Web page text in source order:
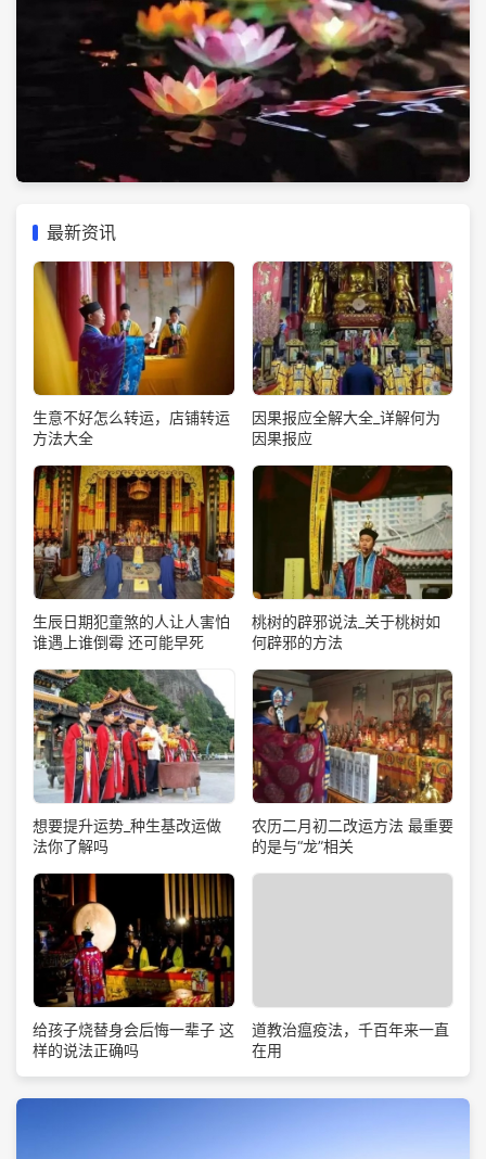
最新资讯
生意不好怎么转运，店铺转运
方法大全
因果报应全解大全_详解何为
因果报应
生辰日期犯童煞的人让人害怕
谁遇上谁倒霉 还可能早死
桃树的辟邪说法_关于桃树如
何辟邪的方法
想要提升运势_种生基改运做
法你了解吗
农历二月初二改运方法 最重要
的是与“龙”相关
给孩子烧替身会后悔一辈子 这
样的说法正确吗
道教治瘟疫法，千百年来一直
在用